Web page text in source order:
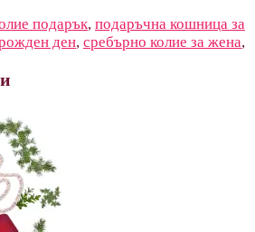
подарък, подаръчна кошница за
ден, сребърно колие за жена,